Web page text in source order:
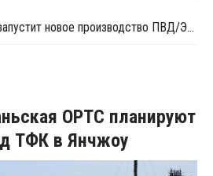
Zhejiang Petrochemical запустит новое производство ПВД/ЭВА в первом квартале 2026 года
OPTC планируют
ТФК в Янчжоу